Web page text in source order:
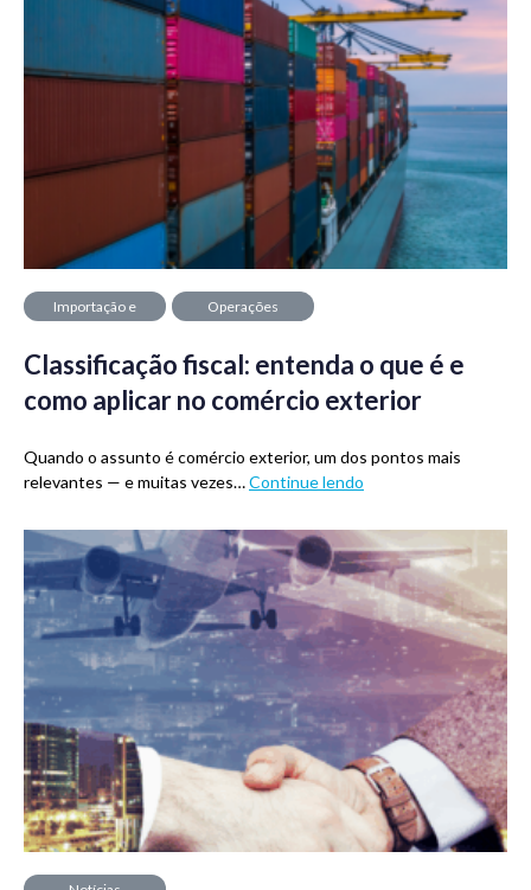
Importação e
Operações
Classificação fiscal: entenda o que é e
como aplicar no comércio exterior
Quando o assunto é comércio exterior, um dos pontos mais
relevantes — e muitas vezes…Continue lendo